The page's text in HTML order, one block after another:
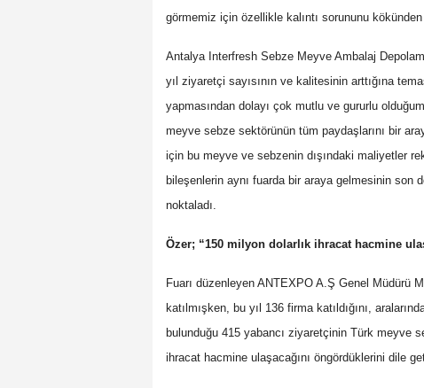
görmemiz için özellikle kalıntı sorununu
Antalya Interfresh Sebze Meyve Ambalaj
yıl ziyaretçi sayısının ve kalitesinin arttığına
yapmasından dolayı çok mutlu ve gururlu
meyve sebze sektörünün tüm paydaşlarını bir
için bu meyve ve sebzenin dışındaki maliyetler
bileşenlerin aynı fuarda bir araya gelmesinin son
noktaladı.
Özer; “150 milyon dolarlık ihracat hacmine
Fuarı düzenleyen ANTEXPO A.Ş Genel Müdürü
katılmışken, bu yıl 136 firma katıldığını,
bulunduğu 415 yabancı ziyaretçinin Türk meyve
ihracat hacmine ulaşacağını öngördüklerini dile